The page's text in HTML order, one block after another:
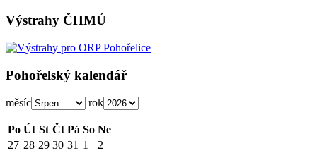
Výstrahy ČHMÚ
Pohořelský kalendář
měsíc rok
Po Út St Čt Pá So Ne
27 28 29 30 31 1
2